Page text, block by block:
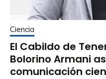
Ciencia
El Cabildo de
Bolorino Armani
comunicación